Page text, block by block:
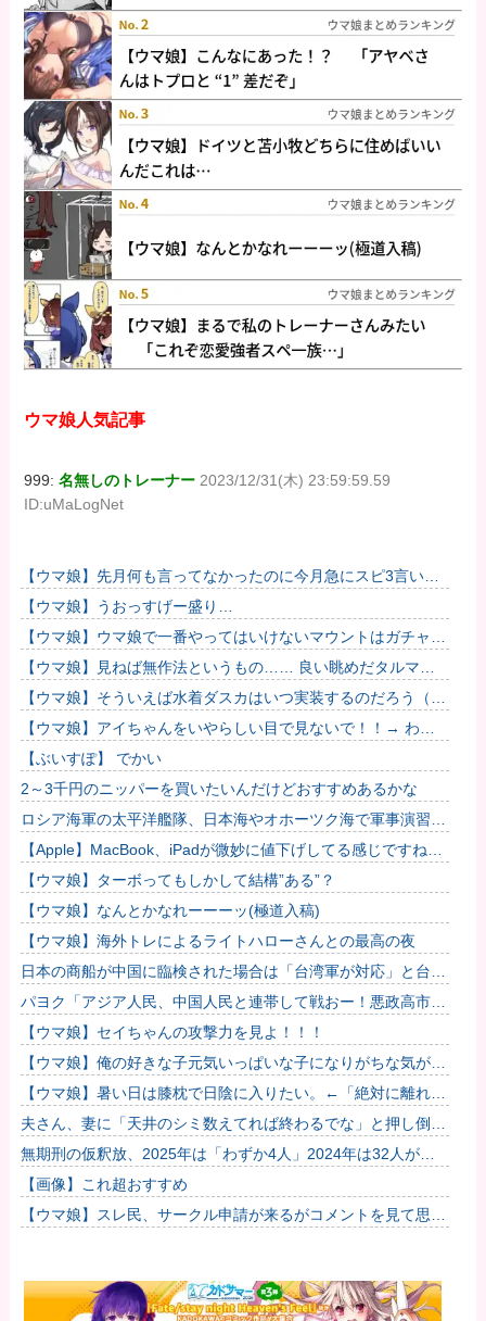
ウマ娘人気記事
999:名無しのトレーナー 2023/12/31(木) 23:59:59.59
ID:uMaLogNet
【ウマ娘】先月何も言ってなかったのに今月急にスピ3言い出
したのが怪しいよな。
【ウマ娘】うおっすげー盛り…
【ウマ娘】ウマ娘で一番やってはいけないマウントはガチャで
も育成でもグッズでもなく、これ。
【ウマ娘】見ねば無作法というもの…… 良い眺めだタルマ
エ…（殴
【ウマ娘】そういえば水着ダスカはいつ実装するのだろう（ﾃﾞ
ｯｯｯ
【ウマ娘】アイちゃんをいやらしい目で見ないで！！→ わか
りました…
【ぶいすぽ】 でかい
2～3千円のニッパーを買いたいんだけどおすすめあるかな
ロシア海軍の太平洋艦隊、日本海やオホーツク海で軍事演習開
始…ウクライナ支援続ける日本を威嚇か！
【Apple】MacBook、iPadが微妙に値下げしてる感じですね
ぇ・・・
【ウマ娘】ターボってもしかして結構”ある”？
【ウマ娘】なんとかなれーーーッ(極道入稿)
【ウマ娘】海外トレによるライトハローさんとの最高の夜
日本の商船が中国に臨検された場合は「台湾軍が対応」と台湾
軍トップ！
パヨク「アジア人民、中国人民と連帯して戦おー！悪政高市を
打倒するぞー！」
【ウマ娘】セイちゃんの攻撃力を見よ！！！
【ウマ娘】俺の好きな子元気いっぱいな子になりがちな気がす
る。←「元気OPPAIの間違いだろ…」
【ウマ娘】暑い日は膝枕で日陰に入りたい。←「絶対に離れた
くない場所だな」他
夫さん、妻に「天井のシミ数えてれば終わるでな」と押し倒さ
れて性行為 → 凄いことになるｗｗｗｗｗ他
無期刑の仮釈放、2025年は「わずか4人」2024年は32人が獄
中死…「終身刑化」の傾向続く
【画像】これ超おすすめ
【ウマ娘】スレ民、サークル申請が来るがコメントを見て思わ